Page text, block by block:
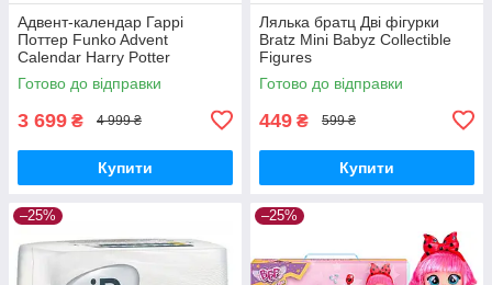
Адвент-календар Гаррі
Поттер Funko Advent
Calendar Harry Potter
Готово до відправки
3 699 ₴ 4 999 ₴
Купити
Лялька братц Дві фігурки
Bratz Mini Babyz Collectible
Figures
Готово до відправки
449 ₴ 599 ₴
Купити
–25% –25%